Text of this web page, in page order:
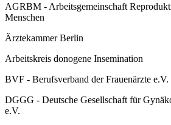
AGRBM - Arbeitsgemeinschaft
Menschen
Ärztekammer Berlin
Arbeitskreis donogene Insemination
BVF - Berufsverband der Frauenärzte e.V.
DGGG - Deutsche Gesellschaft für
e.V.